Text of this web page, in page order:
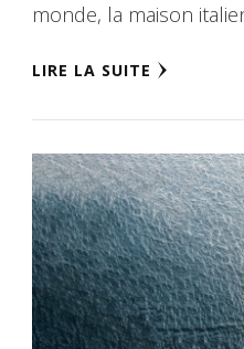
monde, la maison
LIRE LA SUITE